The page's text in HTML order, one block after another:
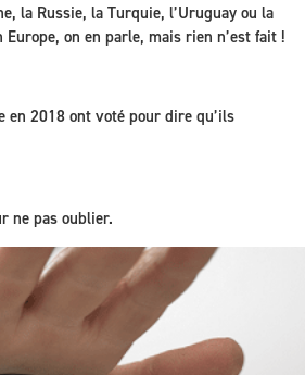
la Russie, la Turquie, l’Uruguay ou la
on en parle, mais rien n’est fait !
en 2018 ont voté pour dire qu’ils
ne pas oublier.